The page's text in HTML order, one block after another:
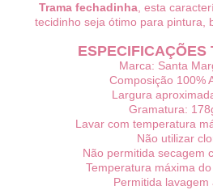
Trama fechadinha, esta
tecidinho seja ótimo para pintura,
ESPECIFICAÇÕES
Marca: Santa
Composição 100%
Largura
Gramatura:
Lavar com temperatura
Não utilizar
Não permitida secagem
Temperatura máxima
Permitida lavagem